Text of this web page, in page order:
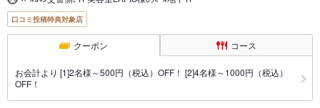
口コミ投稿特典対象店
クーポン コース
お会計より [1]2名様～500円（税込）OFF！ [2]4名様～1000円（税込）
OFF！